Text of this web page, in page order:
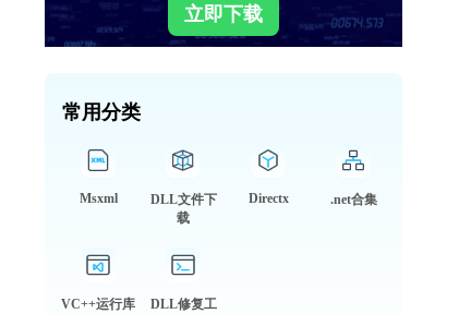
立即下载
常用分类
Msxml
DLL文件下
载
Directx .net合集
VC++运行库
DLL修复工